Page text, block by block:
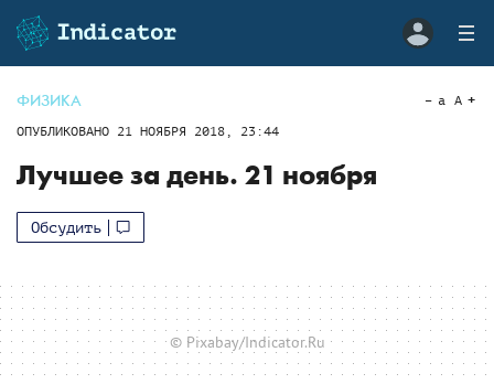
ФИЗИКА
ОПУБЛИКОВАНО 21 НОЯБРЯ 2018, 23:44
a A
Лучшее за день. 21 ноября
Обсудить
© Pixabay/Indicator.Ru